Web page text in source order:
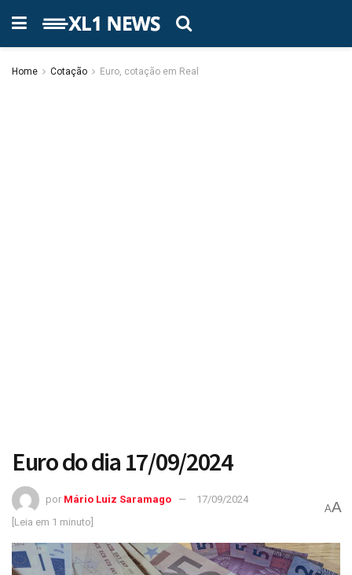
Home Cotação Euro, cotação em Real
Euro do dia 17/09/2024
por Mário Luiz Saramago
17/09/2024
[Leia em 1 minuto]
AA